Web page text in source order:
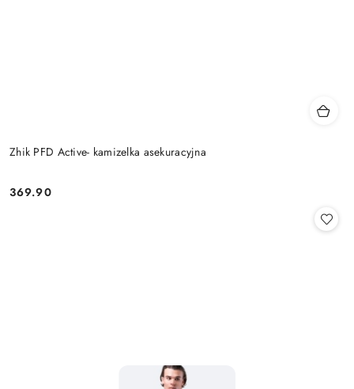
Zhik PFD Active- kamizelka asekuracyjna
Cena:
369.90